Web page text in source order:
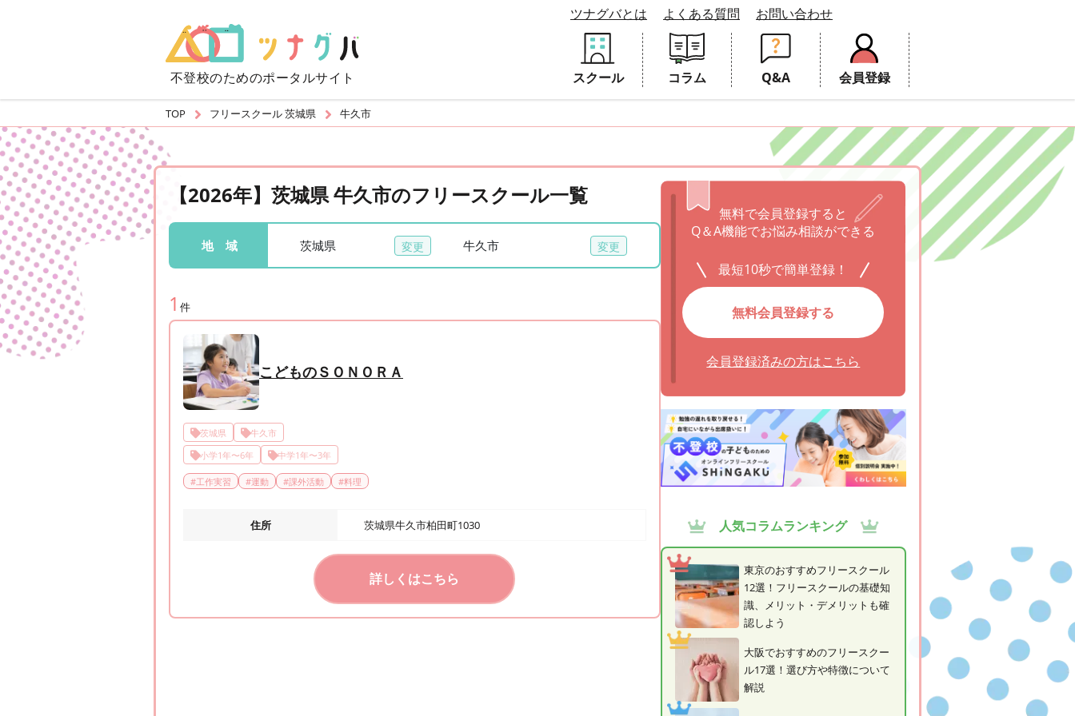
不登校のためのポータルサイト
ツナグバとは よくある質問 お問い合わせ
スクール コラム Q&A 会員登録
TOP フリースクール 茨城県 牛久市
【2026年】茨城県 牛久市のフリースクール一覧
地 域 茨城県 牛久市
1 件
こどものＳＯＮＯＲＡ
茨城県
牛久市
小学1年〜6年
中学1年〜3年
#工作実習 #運動 #課外活動 #料理
住所 茨城県牛久市柏田町1030
詳しくはこちら
無料で会員登録すると
Q＆A機能でお悩み相談ができる
最短10秒で簡単登録！
無料会員登録する
会員登録済みの方はこちら
人気コラムランキング
東京のおすすめフリースクール
12選！フリースクールの基礎知
識、メリット・デメリットも確
認しよう
大阪でおすすめのフリースクー
ル17選！選び方や特徴について
解説